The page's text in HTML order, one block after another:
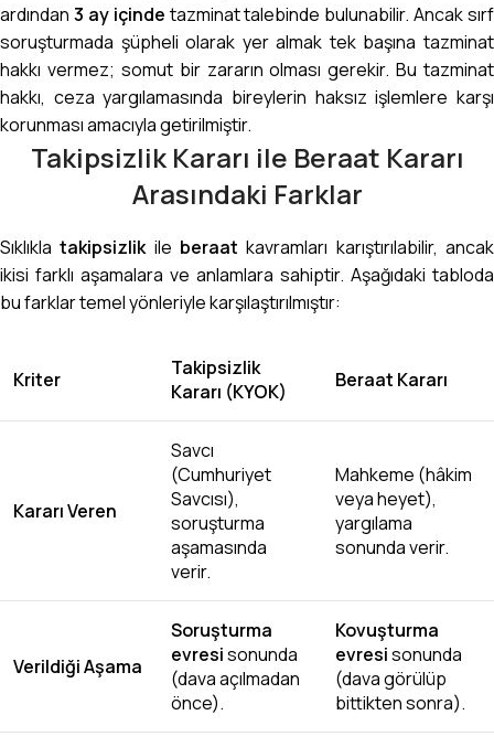
ardından 3 ay içindetazminat talebinde bulunabilir. Ancak sırf
soruşturmada şüpheli olarak yer almak tek başına tazminat
hakkı vermez; somut bir zararın olması gerekir. Bu tazminat
hakkı, ceza yargılamasında bireylerin haksız işlemlere karşı
korunması amacıyla getirilmiştir.
Takipsizlik Kararı ile Beraat Kararı
Arasındaki Farklar
Sıklıklatakipsizlikile beraat kavramları karıştırılabilir, ancak
ikisi farklı aşamalara ve anlamlara sahiptir. Aşağıdaki tabloda
bu farklar temel yönleriyle karşılaştırılmıştır:
Kriter
Takipsizlik
Kararı (KYOK)
Beraat Kararı
Kararı Veren
Savcı
(Cumhuriyet
Savcısı),
soruşturma
aşamasında
verir.
Mahkeme (hâkim
veya heyet),
yargılama
sonunda verir.
Verildiği Aşama
Soruşturma
evresisonunda
(dava açılmadan
önce).
Kovuşturma
evresisonunda
(dava görülüp
bittikten sonra).